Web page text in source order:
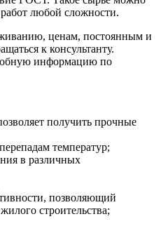
любой сложности.
ценам, постоянным и
к консультанту.
информацию по
получить прочные
температур;
в различных
позволяющий
строительства;